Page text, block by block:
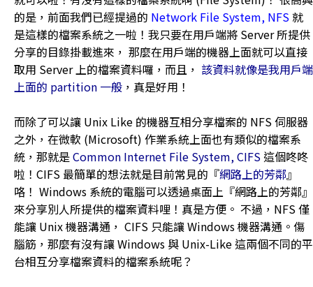
的是，前面我們已經提過的 Network File System, NFS就
是這樣的檔案系統之一啦！我只要在用戶端將 Server 所提供
分享的目錄掛載進來， 那麼在用戶端的機器上面就可以直接
取用 Server 上的檔案資料囉，而且， 該資料就像是我用戶端
上面的 partition 一般 ，真是好用！
而除了可以讓 Unix Like 的機器互相分享檔案的 NFS 伺服器
之外，在微軟 (Microsoft) 作業系統上面也有類似的檔案系
統，那就是Common Internet File System, CIFS 這個咚咚
啦！CIFS 最簡單的想法就是目前常見的『網路上的芳鄰』
咯！ Windows 系統的電腦可以透過桌面上『網路上的芳鄰』
來分享別人所提供的檔案資料哩！真是方便。 不過，NFS 僅
能讓 Unix 機器溝通， CIFS 只能讓 Windows 機器溝通。傷
腦筋，那麼有沒有讓 Windows 與 Unix-Like 這兩個不同的平
台相互分享檔案資料的檔案系統呢？